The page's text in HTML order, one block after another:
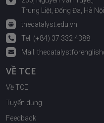
Trung Liệt, Đống Đa, Hà Nội
thecatalyst.edu.vn
Tel: (+84) 37 332 4388
Mail:
VỀ TCE
Về TCE
Tuyển dụng
Feedback